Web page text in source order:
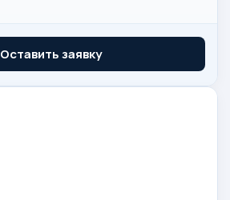
Оставить заявку